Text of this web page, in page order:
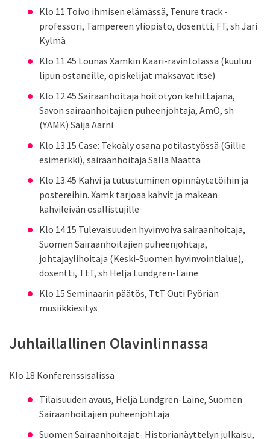
Klo 11 Toivo ihmisen elämässä, Tenure track -
professori, Tampereen yliopisto, dosentti, FT, sh Jari
Kylmä
Klo 11.45 Lounas Xamkin Kaari-ravintolassa (kuuluu
lipun ostaneille, opiskelijat maksavat itse)
Klo 12.45 Sairaanhoitaja hoitotyön kehittäjänä,
Savon sairaanhoitajien puheenjohtaja, AmO, sh
(YAMK) Saija Aarni
Klo 13.15 Case: Tekoäly osana potilastyössä (Gillie
esimerkki), sairaanhoitaja Salla Määttä
Klo 13.45 Kahvi ja tutustuminen opinnäytetöihin ja
postereihin. Xamk tarjoaa kahvit ja makean
kahvileivän osallistujille
Klo 14.15 Tulevaisuuden hyvinvoiva sairaanhoitaja,
Suomen Sairaanhoitajien puheenjohtaja,
johtajaylihoitaja (Keski-Suomen hyvinvointialue),
dosentti, TtT, sh Heljä Lundgren-Laine
Klo 15 Seminaarin päätös, TtT Outi Pyöriän
musiikkiesitys
Juhlaillallinen Olavinlinnassa
Klo 18 Konferenssisalissa
Tilaisuuden avaus, Heljä Lundgren-Laine, Suomen
Sairaanhoitajien puheenjohtaja
Suomen Sairaanhoitajat- Historianäyttelyn julkaisu,